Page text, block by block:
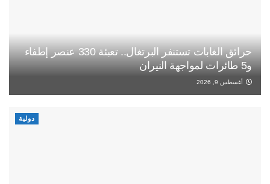
حرائق الغابات تستنفر البرتغال.. تعبئة 330 عنصر إطفاء
و5 طائرات لمواجهة النيران
أغسطس 9, 2026
دولية